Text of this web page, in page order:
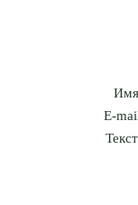
E-